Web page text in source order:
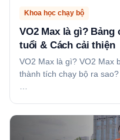
Khoa học chạy bộ
VO2 Max là gì? Bảng
tuổi & Cách cải thiện
VO2 Max là gì? VO2 Max
thành tích chạy bộ ra